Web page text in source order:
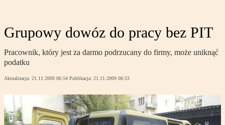
Grupowy dowóz do pracy bez PIT
Pracownik, który jest za darmo podrzucany do firmy, może uniknąć
podatku
Aktualizacja: 21.11.2009 06:54 Publikacja: 21.11.2009 06:53